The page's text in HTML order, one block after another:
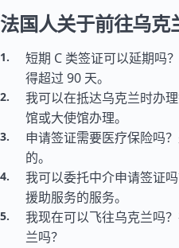
法国人关于前往乌克
短期 C 类签证可以延期吗
得超过 90 天。
我可以在抵达乌克兰时办
馆或大使馆办理。
申请签证需要医疗保险吗
的。
我可以委托中介申请签证
援助服务的服务。
我现在可以飞往乌克兰吗
兰吗？